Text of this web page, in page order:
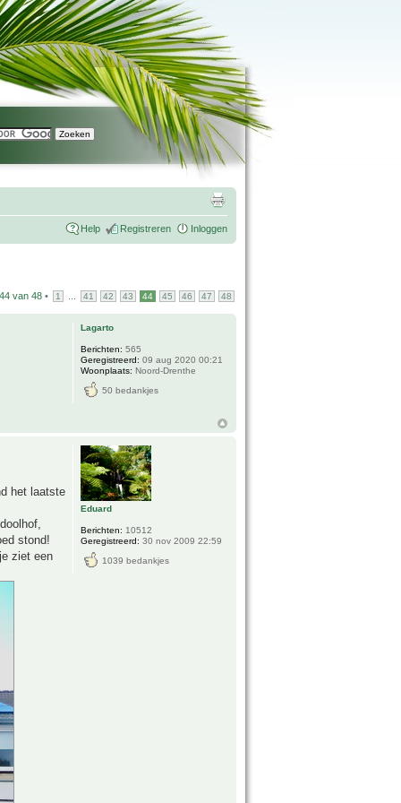
Help Registreren Inloggen
44 van 48 • 1 41 42 43 44 45 46 47 48
Lagarto
Berichten: 565
Geregistreerd: 09 aug 2020 00:21
Woonplaats: Noord-Drenthe
50 bedankjes
het laatste
stond!
ziet een
Eduard
Berichten: 10512
Geregistreerd: 30 nov 2009 22:59
1039 bedankjes